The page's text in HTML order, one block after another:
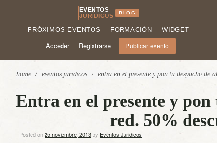
EVENTOS
JURÍDICOS
BLOG
PRÓXIMOS EVENTOS FORMACIÓN WIDGET
Acceder Registrarse Publicar evento
home / eventos jurídicos / entra en el presente y pon tu despacho de
Entra en el presente y pon
red. 50%
Posted on25 noviembre, 2013by Eventos Juridicos